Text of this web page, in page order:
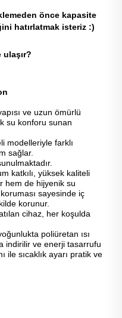
önce kapasite
hatırlatmak isteriz :)
ulaşır?
ve uzun ömürlü
su konforu sunan
modelleriyle farklı
sağlar.
katkılı, yüksek kaliteli
hem de hijyenik su
sayesinde iç
korunur.
cihaz, her koşulda
poliüretan ısı
indirilir ve enerji tasarrufu
ile sıcaklık ayarı pratik ve